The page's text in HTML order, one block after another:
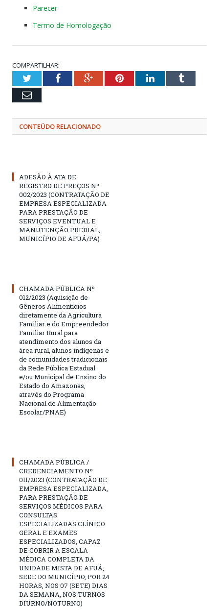
Parecer
Termo de Homologação
COMPARTILHAR:
TwitterFacebookGoogle+PinterestLinkedInTumblr
Email
CONTEÚDO RELACIONADO
ADESÃO À ATA DE
REGISTRO DE PREÇOS Nº
002/2023 (CONTRATAÇÃO DE
EMPRESA ESPECIALIZADA
PARA PRESTAÇÃO DE
SERVIÇOS EVENTUAL E
MANUTENÇÃO PREDIAL,
MUNICÍPIO DE AFUÁ/PA)
CHAMADA PÚBLICA Nº
012/2023 (Aquisição de
Gêneros Alimentícios
diretamente da Agricultura
Familiar e do Empreendedor
Familiar Rural para
atendimento dos alunos da
área rural, alunos indígenas e
de comunidades tradicionais
da Rede Pública Estadual
e/ou Municipal de Ensino do
Estado do Amazonas,
através do Programa
Nacional de Alimentação
Escolar/PNAE)
CHAMADA PÚBLICA /
CREDENCIAMENTO Nº
011/2023 (CONTRATAÇÃO DE
EMPRESA ESPECIALIZADA,
PARA PRESTAÇÃO DE
SERVIÇOS MÉDICOS PARA
CONSULTAS
ESPECIALIZADAS CLÍNICO
GERAL E EXAMES
ESPECIALIZADOS, CAPAZ
DE COBRIR A ESCALA
MÉDICA COMPLETA DA
UNIDADE MISTA DE AFUÁ,
SEDE DO MUNICÍPIO, POR 24
HORAS, NOS 07 (SETE) DIAS
DA SEMANA, NOS TURNOS
DIURNO/NOTURNO)